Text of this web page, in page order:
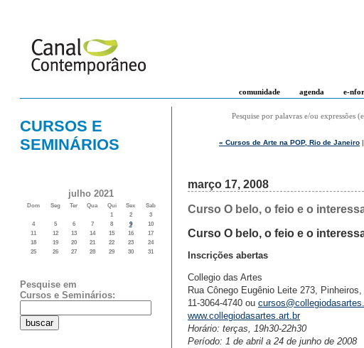
comunidade agenda e-
CURSOS E
SEMINÁRIOS
julho 2021
Dom Seg Ter Qua Qui Sex
Sab
1
2
3
4
5 6 7 8 9
10
11
12 13 14 15 16
17
18
19 20 21 22 23
24
25
26 27 28 29 30 31
Pesquise em
Cursos e Seminários:
Pesquise por palavras e/ou expressões
« Cursos de Arte na POP, Rio de Janeiro |
março 17, 2008
Curso O belo, o feio e o
Curso O belo, o feio e o
Inscrições abertas
Collegio das Artes
Rua Cônego Eugênio Leite 273,
11-3064-4740 ou
www.collegiodasartes.art.br
Horário: terças, 19h30-22h30
Período: 1 de abril a 24 de junho de 2008